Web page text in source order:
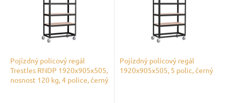
Pojízdný policový regál
Trestles RNDP 1920x905x505,
nosnost 120 kg, 4 police, černý
Pojízdný policový regál
1920x905x505, 5 polic, černý